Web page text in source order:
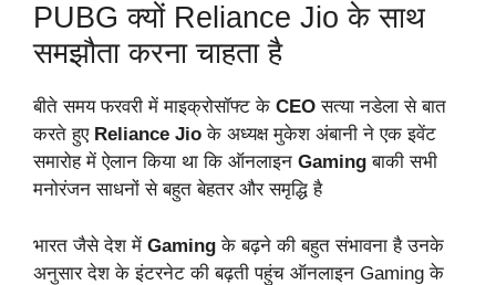
PUBG क्यों Reliance Jio के साथ
समझौता करना चाहता है
बीते समय फरवरी में माइक्रोसॉफ्ट के CEO सत्या नडेला से बात
करते हुएReliance Jioके अध्यक्ष मुकेश अंबानी ने एक इवेंट
समारोह में ऐलान किया था कि ऑनलाइन Gamingबाकी सभी
मनोरंजन साधनों से बहुत बेहतर और समृद्धि है
भारत जैसे देश में Gaming के बढ़ने की बहुत संभावना है उनके
अनुसार देश के इंटरनेट की बढ़ती पहुंच ऑनलाइन Gaming के